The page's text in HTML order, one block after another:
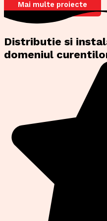
Mai multe proiecte
Distributie si
domeniul